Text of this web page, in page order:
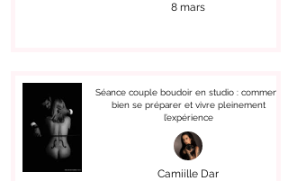
8 mars
Séance couple boudoir en studio : comment
bien se préparer et vivre pleinement
l’expérience
Camiille Dar